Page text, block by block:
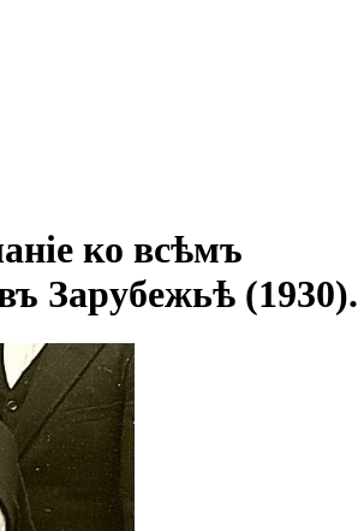
ко всѣмъ
Зарубежьѣ (1930).